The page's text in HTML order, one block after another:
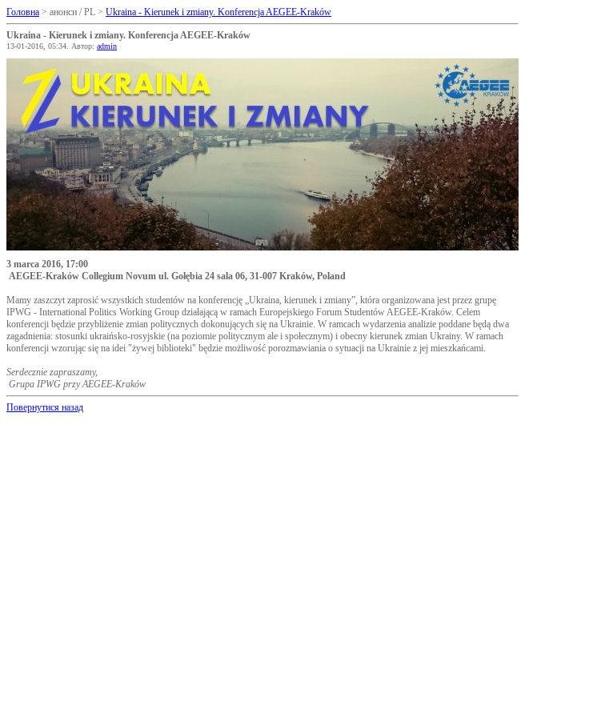
Головна > анонси / PL > Ukraina - Kierunek i zmiany. Konferencja AEGEE-Kraków
Ukraina - Kierunek i zmiany. Konferencja AEGEE-Kraków
13-01-2016, 05:34. Автор: admin
3 marca 2016, 17:00
AEGEE-Kraków Collegium Novum ul. Gołębia 24 sala 06, 31-007 Kraków, Poland
Mamy zaszczyt zaprosić wszystkich studentów na konferencję „Ukraina, kierunek i zmiany”, która organizowana jest przez grupę
IPWG - International Politics Working Group działającą w ramach Europejskiego Forum Studentów AEGEE-Kraków. Celem
konferencji będzie przybliżenie zmian politycznych dokonujących się na Ukrainie. W ramcach wydarzenia analizie poddane będą dwa
zagadnienia: stosunki ukraińsko-rosyjskie (na poziomie politycznym ale i społecznym) i obecny kierunek zmian Ukrainy. W ramach
konferencji wzorując się na idei "żywej biblioteki" będzie możliwość porozmawiania o sytuacji na Ukrainie z jej mieszkańcami.
Serdecznie zapraszamy,
Grupa IPWG przy AEGEE-Kraków
Повернутися назад